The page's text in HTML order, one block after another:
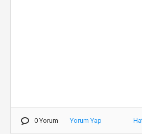
0 Yorum Yorum Yap